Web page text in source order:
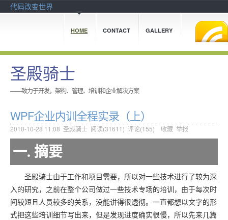
代码改变世界
HOME CONTACT GALLERY
圣殿骑士
——致力于开发，架构、管理、培训和企业解决方案
WPF企业内训全程实录（上）
2010-10-28 11:08 圣殿骑士 阅读(31611) 评论(155) 收藏 举报
一. 摘要
圣殿骑士由于工作和项目需要，所以对一些技术进行了较为深
入的研究，之前在整个公司做过一些技术专场的培训，由于每次时
间较短且人员较多的关系，没能讲得很透彻。一直都想以文字的形
式把这些培训细节写出来，但是发现进度确实很慢，所以先来几篇